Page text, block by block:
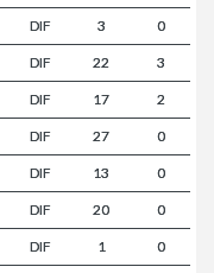
DIF 3 0
DIF 22 3
DIF 17 2
DIF 27 0
DIF 13 0
DIF 20 0
DIF 1 0